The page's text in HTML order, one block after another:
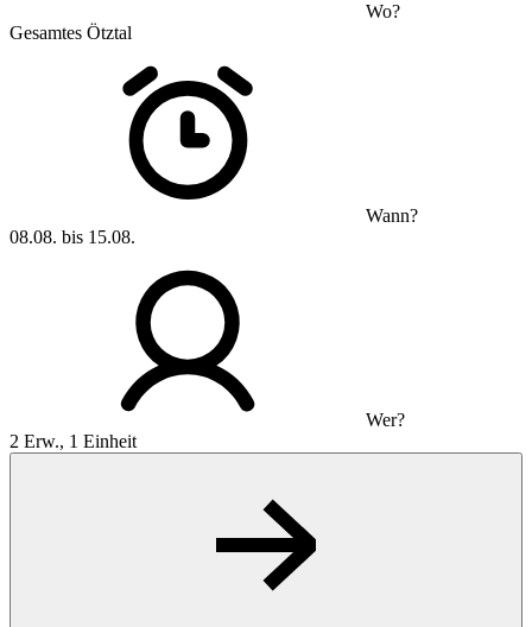
Wo?
Gesamtes Ötztal
Wann?
08.08. bis 15.08.
Wer?
2 Erw., 1 Einheit